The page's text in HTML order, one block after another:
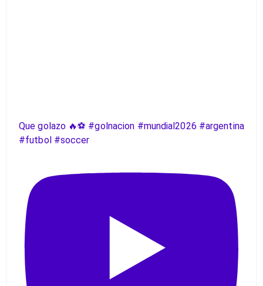
Que golazo 🔥⚽️ #golnacion #mundial2026 #argentina
#futbol #soccer